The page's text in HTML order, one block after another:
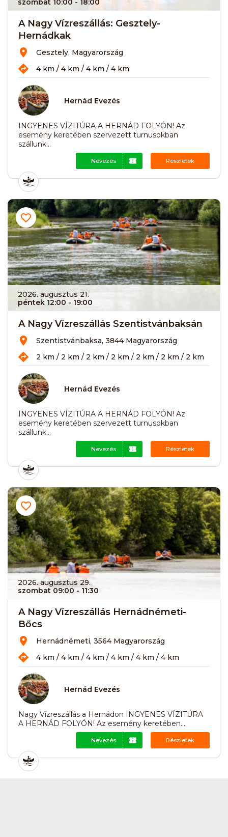
A Nagy Vízreszállás: Gesztely-
Hernádkak
Gesztely, Magyarország
4 km / 4 km / 4 km / 4 km
Hernád Evezés
INGYENES VÍZITÚRA A HERNÁD FOLYÓN! Az
esemény keretében szervezett turnusokban
szállunk...
Nevezés Részletek
2026. augusztus 21.
péntek 12:00 - 19:00
A Nagy Vízreszállás Szentistvánbaksán
Szentistvánbaksa, 3844 Magyarország
2 km / 2 km / 2 km / 2 km / 2 km / 2 km / 2 km
Hernád Evezés
INGYENES VÍZITÚRA A HERNÁD FOLYÓN! Az
esemény keretében szervezett turnusokban
szállunk...
Nevezés Részletek
2026. augusztus 29.
szombat 09:00 - 11:30
A Nagy Vízreszállás Hernádnémeti-
Bőcs
Hernádnémeti, 3564 Magyarország
4 km / 4 km / 4 km / 4 km / 4 km / 4 km
Hernád Evezés
Nagy Vízreszállás a Hernádon INGYENES VÍZITÚRA
A HERNÁD FOLYÓN! Az esemény keretében...
Nevezés Részletek